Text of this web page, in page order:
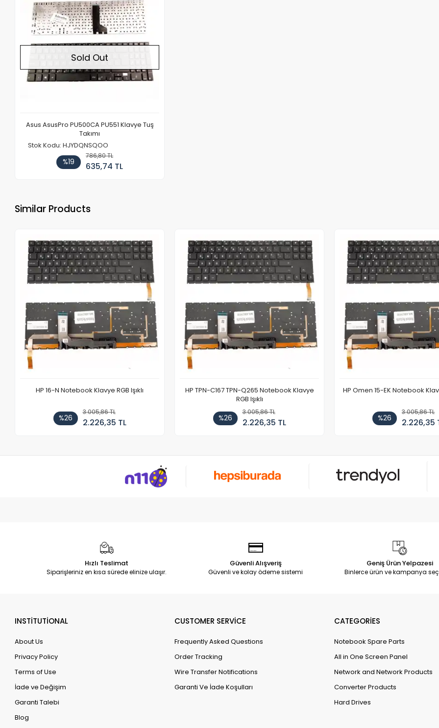
Sold Out
Asus AsusPro PU500CA PU551 Klavye Tuş
Takımı
Stok Kodu: HJYDQNSQOO
%19
786,80 TL
635,74 TL
Similar Products
HP 16-N Notebook Klavye RGB Işıklı
%26
3.005,86 TL
2.226,35 TL
HP TPN-C167 TPN-Q265 Notebook Klavye
RGB Işıklı
%26
3.005,86 TL
2.226,35 TL
HP Omen 15-EK Notebook
%26
3.005,86 TL
2.226,35
Hızlı Teslimat
Siparişleriniz en kısa sürede elinize ulaşır.
Güvenli Alışveriş
Güvenli ve kolay ödeme sistemi
Geniş Ürün Yelpazesi
Binlerce ürün ve kampanya
INSTİTUTİONAL
About Us
Privacy Policy
Terms of Use
İade ve Değişim
Garanti Talebi
Blog
CUSTOMER SERVİCE
Frequently Asked Questions
Order Tracking
Wire Transfer Notifications
Garanti Ve İade Koşulları
CATEGORİES
Notebook Spare Parts
All in One Screen Panel
Network and Network Products
Converter Products
Hard Drives